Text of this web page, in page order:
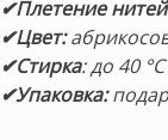
✔Плетение нитей
✔Цвет:
✔Стирка: до 40 °С
✔Упаковка: